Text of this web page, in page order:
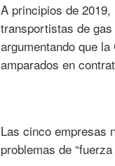
A principios de
transportistas de
argumentando que
amparados en
Las cinco empresas
problemas de